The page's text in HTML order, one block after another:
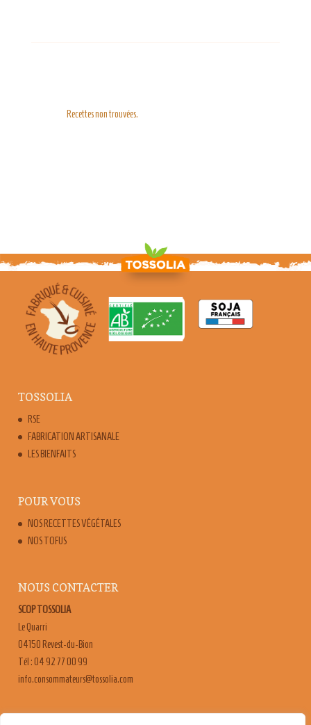
Recettes non trouvées.
TOSSOLIA
RSE
FABRICATION ARTISANALE
LES BIENFAITS
POUR VOUS
NOS RECETTES VÉGÉTALES
NOS TOFUS
NOUS CONTACTER
SCOP TOSSOLIA
Le Quarri
04150 Revest-du-Bion
Tél : 04 92 77 00 99
moc.ailossot@sruetammosnoc.ofni